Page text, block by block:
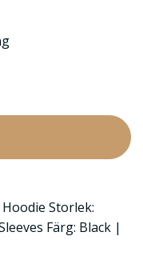
Storlek:
Färg: Black |